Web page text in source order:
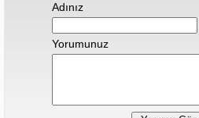
Adınız
Yorumunuz